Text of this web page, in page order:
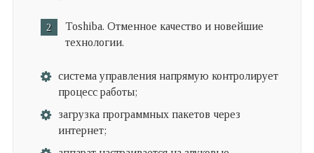
Toshiba. Отменное качество и новейшие
технологии.
система управления напрямую контролирует
процесс работы;
загрузка программных пакетов через
интернет;